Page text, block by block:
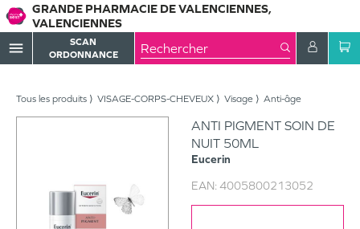
GRANDE PHARMACIE DE VALENCIENNES,
VALENCIENNES
menu
SCAN
ORDONNANCE
Tous les produits VISAGE-CORPS-CHEVEUX Visage Anti-âge
ANTI PIGMENT SOIN DE
NUIT 50ML
Eucerin
EAN: 4005800213052